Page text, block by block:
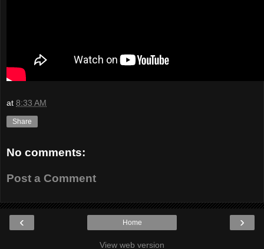
at 8:33 AM
Share
No comments:
Post a Comment
‹ ›
Home
View web version